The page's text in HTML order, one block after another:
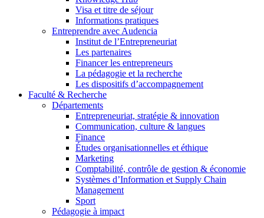
Visa et titre de séjour
Informations pratiques
Entreprendre avec Audencia
Institut de l’Entrepreneuriat
Les partenaires
Financer les entrepreneurs
La pédagogie et la recherche
Les dispositifs d’accompagnement
Faculté & Recherche
Départements
Entrepreneuriat, stratégie & innovation
Communication, culture & langues
Finance
Études organisationnelles et éthique
Marketing
Comptabilité, contrôle de gestion & économie
Systèmes d’Information et Supply Chain
Management
Sport
Pédagogie à impact